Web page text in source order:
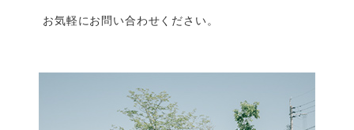
お気軽にお問い合わせください。